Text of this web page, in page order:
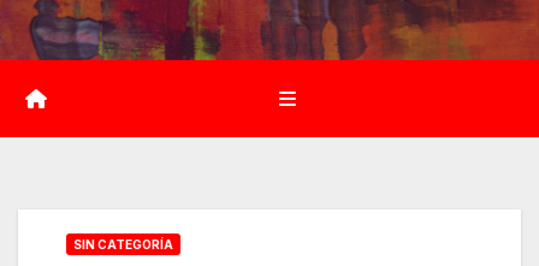
Saltar
al
contenido
SIN CATEGORÍA